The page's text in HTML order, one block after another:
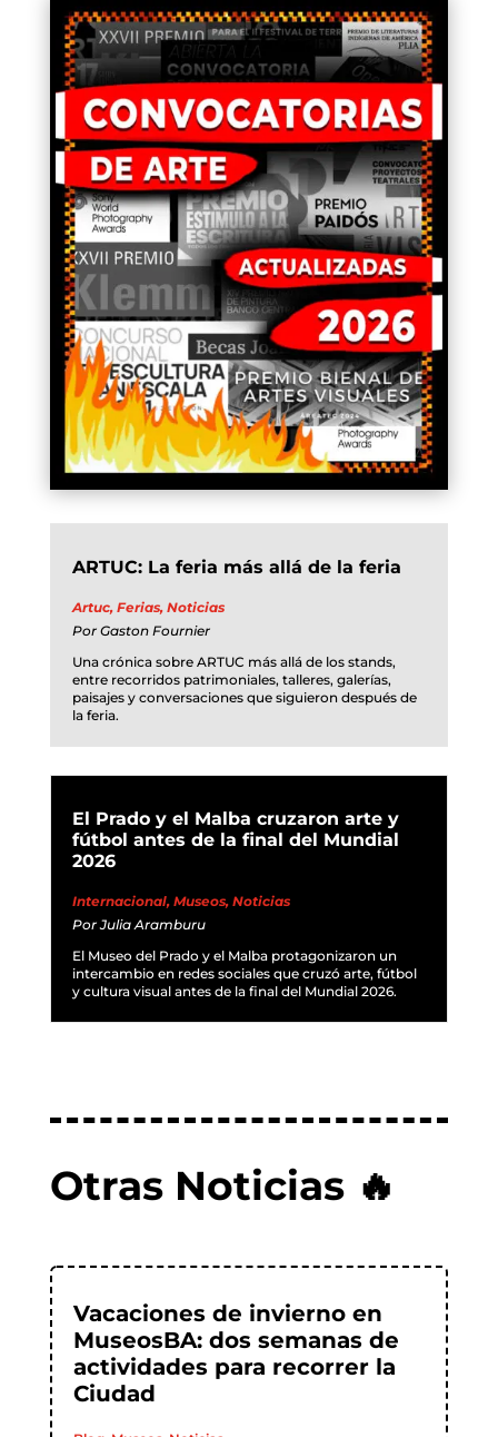
ARTUC: La feria más allá de la feria
Artuc, Ferias, Noticias
Por Gaston Fournier
Una crónica sobre ARTUC más allá de los stands,
entre recorridos patrimoniales, talleres, galerías,
paisajes y conversaciones que siguieron después de
la feria.
El Prado y el Malba cruzaron arte y
fútbol antes de la final del Mundial
2026
Internacional, Museos, Noticias
PorJulia Aramburu
El Museo del Prado y el Malba protagonizaron un
intercambio en redes sociales que cruzó arte, fútbol
y cultura visual antes de la final del Mundial 2026.
Otras Noticias 🔥
Vacaciones de invierno en
MuseosBA: dos semanas de
actividades para recorrer la
Ciudad